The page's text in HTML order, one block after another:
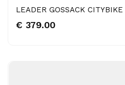
LEADER GOSSACK
€ 379.00